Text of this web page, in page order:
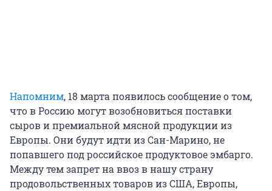
Напомним, 18 марта появилось сообщение о том,
что в Россию могут возобновиться поставки
сыров и премиальной мясной продукции из
Европы. Они будут идти из Сан-Марино, не
попавшего под российское продуктовое эмбарго.
Между тем запрет на ввоз в нашу страну
продовольственных товаров из США, Европы,